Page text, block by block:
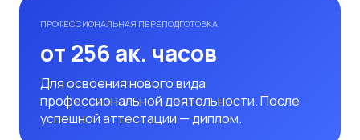
ПРОФЕССИОНАЛЬНАЯ ПЕРЕПОДГОТОВКА
от 256 ак. часов
Для освоения нового вида
профессиональной деятельности. После
успешной аттестации — диплом.